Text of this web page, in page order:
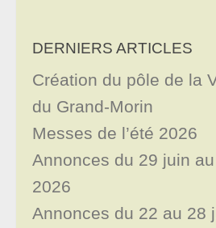
DERNIERS ARTICLES
Création du pôle de la
du Grand-Morin
Messes de l’été 2026
Annonces du 29 juin
2026
Annonces du 22 au 28